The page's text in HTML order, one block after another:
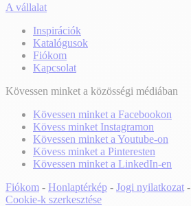
A vállalat
Inspirációk
Katalógusok
Fiókom
Kapcsolat
Kövessen minket a közösségi médiában
Kövessen minket a Facebookon
Kövess minket Instagramon
Kövessen minket a Youtube-on
Kövess minket a Pinteresten
Kövessen minket a LinkedIn-en
Fiókom - Honlaptérkép - Jogi nyilatkozat -
Cookie-k szerkesztése